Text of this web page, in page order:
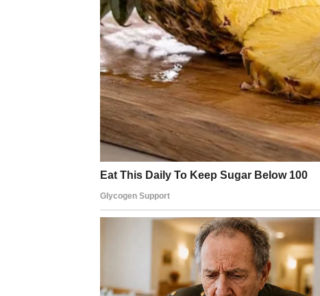
Sada dolazite do tačke kada više ne želite da
Možda ćete tražiti bolju poziciju.
Možda ćete započeti razgovor o uslovima
Možda ćete razmišljati o potpunoj promeni
Ali jedno je sigurno – više nećete dozvoliti da
UNUTRAŠNJA ODLUKA
Najvažnije je to što ova odluka dolazi iz
Vi ne odlazite jer ne volite.
Odlazite jer ste umorni od borbe za nešto